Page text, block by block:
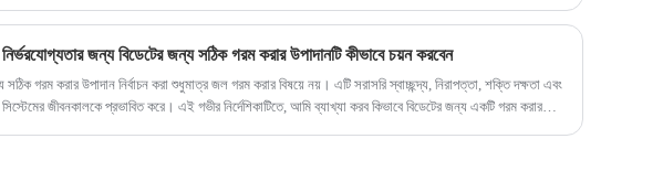
সাথে সাথে জলকে সরাসরি গরম করে।
নির্ভরযোগ্যতার জন্য বিডেটের জন্য সঠিক গরম করার উপাদানটি কীভাবে চয়ন করবেন
সঠিক গরম করার উপাদান নির্বাচন করা শুধুমাত্র জল গরম করার বিষয়ে নয়। এটি সরাসরি স্বাচ্ছন্দ্য, নিরাপত্তা, শক্তি দক্ষতা এবং
জীবনকালকে প্রভাবিত করে। এই গভীর নির্দেশিকাটিতে, আমি ব্যাখ্যা করব কিভাবে বিডেটের জন্য একটি গরম করার